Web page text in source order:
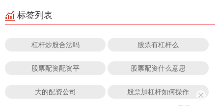
标签列表
杠杆炒股合法吗 股票有杠杆么
股票配资配资平 股票配资什么意思
大的配资公司 股票加杠杆如何操作